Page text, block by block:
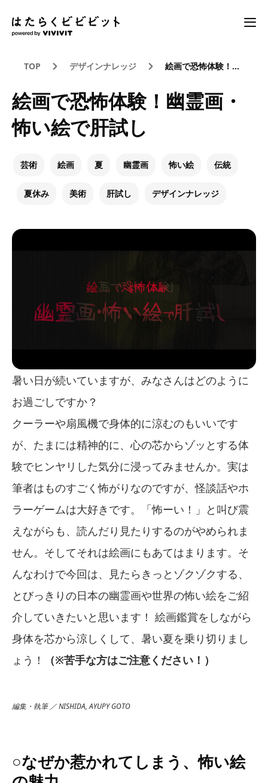
TOP デザインナレッジ 絵画で恐怖体験！幽霊画・怖い絵で肝試し
絵画で恐怖体験！幽霊画・
怖い絵で肝試し
芸術 絵画 夏 幽霊画 怖い絵 伝統
夏休み 美術 肝試し デザインナレッジ
暑い日が続いていますが、みなさんはどのように
お過ごしですか？
クーラーや扇風機で身体的に涼むのもいいです
が、たまには精神的に、心の芯からゾッとする体
験でヒンヤリした気分に浸ってみませんか。実は
筆者はものすごく怖がりなのですが、怪談話やホ
ラーゲームは大好きです。「怖ーい！」と叫び震
えながらも、読んだり見たりするのがやめられま
せん。そしてそれは絵画にもあてはまります。そ
んなわけで今回は、見たらきっとゾクゾクする、
とびっきりの日本の幽霊画や世界の怖い絵をご紹
介していきたいと思います！ 絵画鑑賞をしながら
身体を芯から涼しくして、暑い夏を乗り切りまし
ょう！
（※苦手な方はご注意ください！）
編集・執筆 ／ NISHIDA, AYUPY GOTO
○なぜか惹かれてしまう、怖い絵